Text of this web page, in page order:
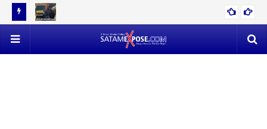
TON
EVAKUASI 53 TON TIMAH MENDAPAT PERLAWANAN SENGIT,
POLISI VS SATLAP TRICAKTI